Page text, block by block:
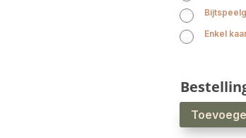
Enkel
Babyslab
waterproof
panter
zalmroze